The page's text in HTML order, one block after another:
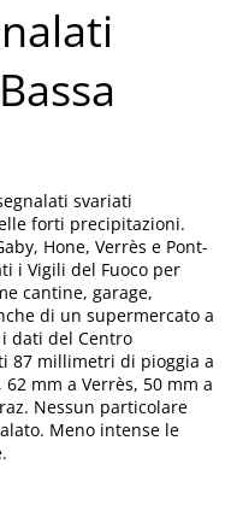
svariati
forti precipitazioni.
Hone, Verrès e Pont-
i Vigili del Fuoco per
cantine, garage,
di un supermercato a
dati del Centro
87 millimetri di pioggia a
62 mm a Verrès, 50 mm a
Nessun particolare
Meno intense le